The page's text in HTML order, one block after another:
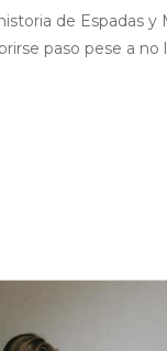
de Espadas y
paso pese a no